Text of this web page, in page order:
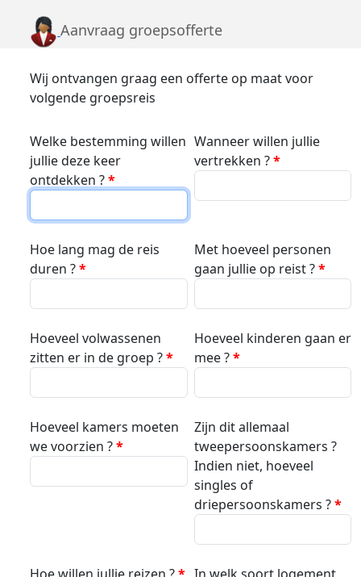
Aanvraag groepsofferte
Wij ontvangen graag een offerte op maat voor
volgende groepsreis
Welke bestemming willen
jullie deze keer
ontdekken ?*
Wanneer willen jullie
vertrekken ?*
Hoe lang mag de reis
duren ?*
Met hoeveel personen
gaan jullie op reist ?*
Hoeveel volwassenen
zitten er in de groep ?*
Hoeveel kinderen gaan er
mee ?*
Hoeveel kamers moeten
we voorzien ?*
Zijn dit allemaal
tweepersoonskamers ?
Indien niet, hoeveel
singles of
driepersoonskamers ?*